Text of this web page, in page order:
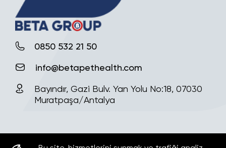
0850 532 21 50
info@betapethealth.com
Bayındır, Gazi Bulv. Yan Yolu No:18, 07030
Muratpaşa/Antalya